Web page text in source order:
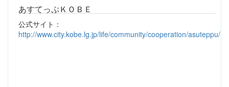
あすてっぷＫＯＢＥ
公式サイト：
http://www.city.kobe.lg.jp/life/community/cooperation/asuteppu/